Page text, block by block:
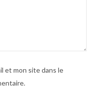
et mon site dans le